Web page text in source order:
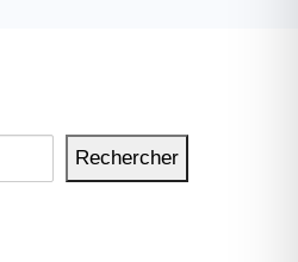
Rechercher